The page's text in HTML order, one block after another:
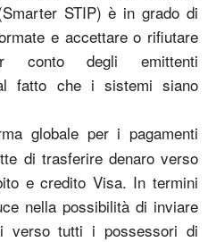
STIP) è in grado di
e accettare o rifiutare
conto degli emittenti
fatto che i sistemi siano
globale per i pagamenti
di trasferire denaro verso
e credito Visa. In termini
nella possibilità di inviare
verso tutti i possessori di